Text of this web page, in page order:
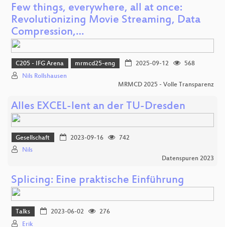
Few things, everywhere, all at once:
Revolutionizing Movie Streaming, Data
Compression,…
C205 - IFG Arena mrmcd25-eng 2025-09-12
568
Nils Rollshausen
MRMCD 2025 - Volle Transparenz
Alles EXCEL-lent an der TU-Dresden
Gesellschaft 2023-09-16
742
Nils
Datenspuren 2023
Splicing: Eine praktische Einführung
Talks 2023-06-02
276
Erik